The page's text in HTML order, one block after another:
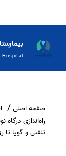
Hospital
صفحه اصلی
راه‌اندازی
تلفنی و گویا تا